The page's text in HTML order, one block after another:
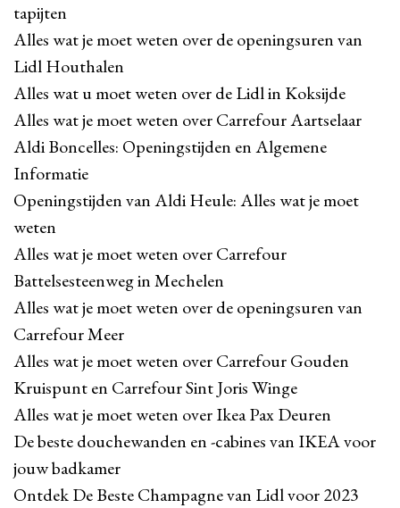
tapijten
Alles wat je moet weten over de openingsuren van
Lidl Houthalen
Alles wat u moet weten over de Lidl in Koksijde
Alles wat je moet weten over Carrefour Aartselaar
Aldi Boncelles: Openingstijden en Algemene
Informatie
Openingstijden van Aldi Heule: Alles wat je moet
weten
Alles wat je moet weten over Carrefour
Battelsesteenweg in Mechelen
Alles wat je moet weten over de openingsuren van
Carrefour Meer
Alles wat je moet weten over Carrefour Gouden
Kruispunt en Carrefour Sint Joris Winge
Alles wat je moet weten over Ikea Pax Deuren
De beste douchewanden en -cabines van IKEA voor
jouw badkamer
Ontdek De Beste Champagne van Lidl voor 2023